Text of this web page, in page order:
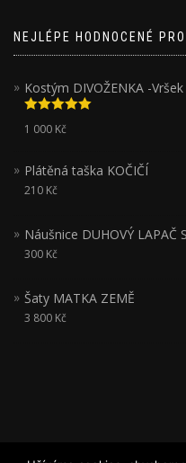
NEJLÉPE HODNOCENÉ
Kostým DIVOŽENKA -Vršek
Hodnocení
5.00z 5
1 000 Kč
Plátěná taška KOČIČÍ
210 Kč
Náušnice DUHOVÝ LAPAČ
300 Kč
Šaty MATKA ZEMĚ
3 800 Kč